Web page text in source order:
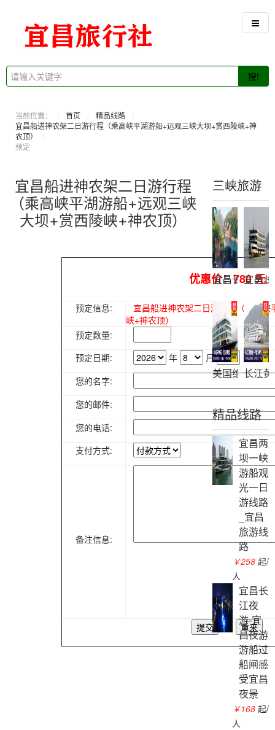
搜!
当前位置： 首页
精品线路
宜昌船进神农架二日游行程（乘高峡平湖游船+远观三峡大坝+赏西陵峡+神
农顶）
预定
宜昌船进神农架二日游行程
（乘高峡平湖游船+远观三峡
大坝+赏西陵峡+神农顶）
优惠价：780 元
预定信息:
宜昌船进神农架二日游行程（乘高
峡+神农顶）
预定数量:
预定日期:
年 月
日
您的名字:
您的邮件:
您的电话:
支付方式:
备注信息:
三峡旅游
宜昌长江三峡
宜昌
美国维多利
长江
精品线路
宜昌两
坝一峡
游船观
光一日
游线路
_宜昌
旅游线
路
￥258 起/
人
宜昌长
江夜
游-宜
昌夜游
游船过
船闸感
受宜昌
夜景
￥168 起/
人